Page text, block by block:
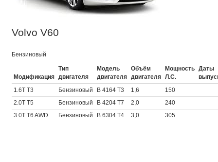
Volvo V60
Бензиновый
Модификация
Тип
двигателя
Модель
двигателя
Объём
двигателя
Мощность
Л.С.
Даты
1.6T T3
Бензиновый B 4164 T3 1,6
150
2.0T T5
Бензиновый B 4204 T7 2,0
240
3.0T T6 AWD
Бензиновый B 6304 T4 3,0 305